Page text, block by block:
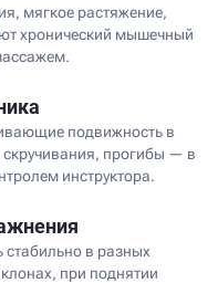
мягкое растяжение,
хронический мышечный
подвижность в
скручивания, прогибы — в
инструктора.
стабильно в разных
при поднятии